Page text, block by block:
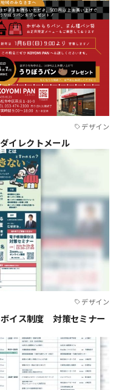
デザイン
イレクトメール
デザイン
ボイス制度 対策セミナー